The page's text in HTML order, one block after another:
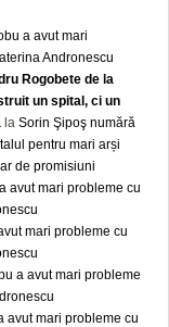
a avut mari
Andronescu
Rogobete de la
un spital, ci un
la Sorin Şipoş numără
pentru mari arși
de promisiuni
avut mari probleme cu
mari probleme cu
a avut mari probleme
avut mari probleme cu